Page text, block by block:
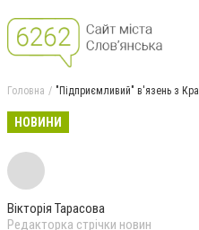
Головна "Підприємливий" в'язень з
НОВИНИ
Вікторія Тарасова
Редакторка стрічки новин